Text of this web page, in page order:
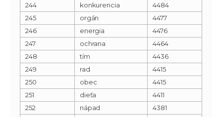
244
konkurencia
4484
245
orgán
4477
246
energia
4476
247
ochrana
4464
248
tím
4436
249
rad
4415
250
obec
4415
251
dieťa
4411
252
nápad
4381